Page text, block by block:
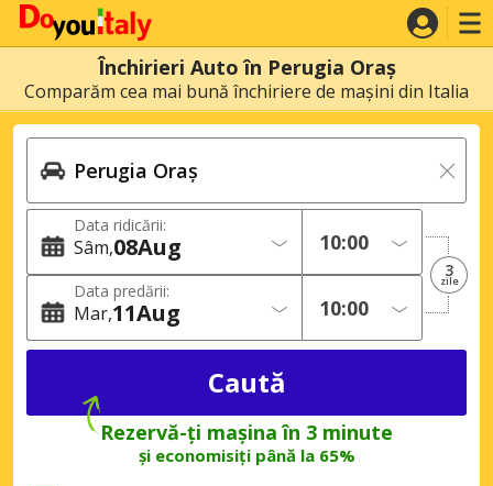
Închirieri Auto în Perugia Oraș
Comparăm cea mai bună închiriere de mașini din Italia
Data ridicării:
Sâm 08Aug
Data predării:
Mar 11Aug
3
zile
Rezervă-ți mașina în 3 minute
și economisiți până la 65%